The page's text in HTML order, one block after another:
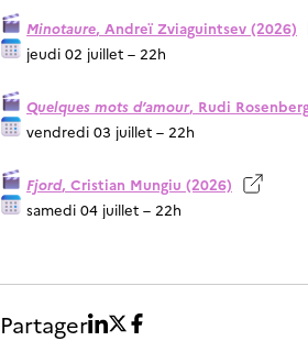
Minotaure, Andreï Zviaguintsev (2026)
jeudi 02 juillet – 22h
Quelques mots d’amour, Rudi
vendredi 03 juillet – 22h
Fjord, Cristian Mungiu (2026)
samedi 04 juillet – 22h
Partager